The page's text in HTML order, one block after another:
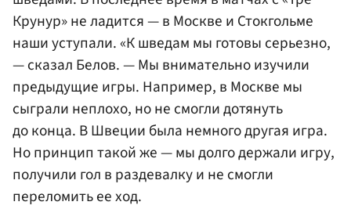
Крунур» не ладится — в Москве и Стокгольме
наши уступали. «К шведам мы готовы серьезно,
— сказал Белов. — Мы внимательно изучили
предыдущие игры. Например, в Москве мы
сыграли неплохо, но не смогли дотянуть
до конца. В Швеции была немного другая игра.
Но принцип такой же — мы долго держали игру,
получили гол в раздевалку и не смогли
переломить ее ход.